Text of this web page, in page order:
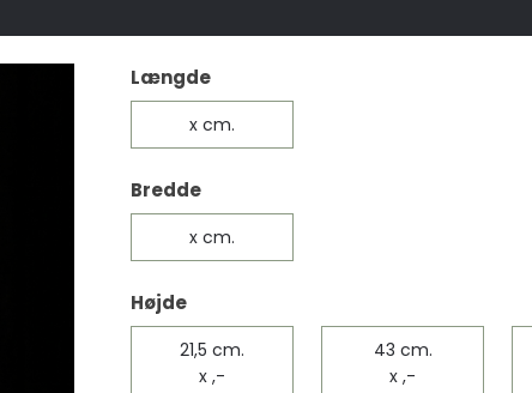
Længde
x cm.​
Bredde​
x cm.​
Højde​
21,5 cm.​
x ,-
43 cm.​
x ,-